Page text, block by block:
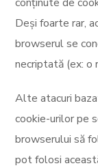
Deși foarte rar,
browserul se
necriptată (ex: o
Alte atacuri
cookie-urilor pe
browserului să
pot folosi